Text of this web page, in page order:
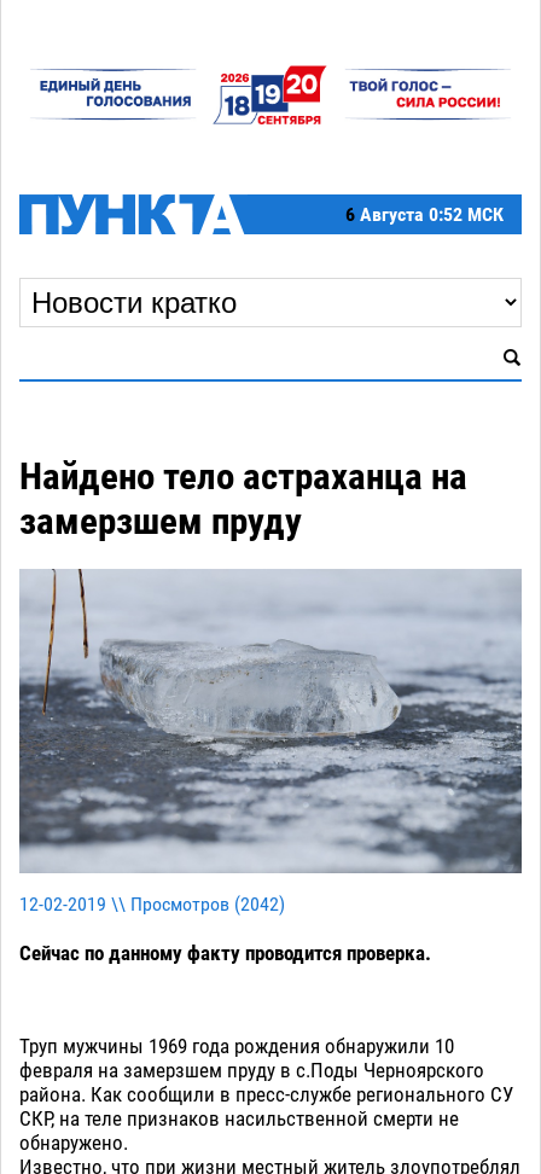
6 Августа 0:52 МСК
Найдено тело астраханца на
замерзшем пруду
12-02-2019 \\ Просмотров (2042)
Сейчас по данному факту проводится проверка.
Труп мужчины 1969 года рождения обнаружили 10
февраля на замерзшем пруду в с.Поды Черноярского
района. Как сообщили в пресс-службе регионального СУ
СКР, на теле признаков насильственной смерти не
обнаружено.
Известно, что при жизни местный житель злоупотреблял